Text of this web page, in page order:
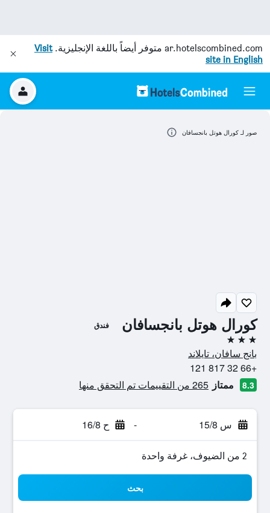
ar.hotelscombined.com متوفر أيضاً باللغة الإنجليزية.Visit
site in English
كورال هوتل بانجسافان فندق
3 نجوم
بانج سافان، تايلاند
+66 32 817 121
8.3 ممتاز 265 من التقييمات تم التحقق منها
س 15/8 - ح 16/8
2 من الضيوف، غرفة واحدة
بحث
صور لـ كورال هوتل بانجسافان